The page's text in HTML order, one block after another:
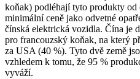
koňak) podléhají tyto produkty od
minimální ceně jako odvetné
čínská elektrická vozidla. Čína je
pro francouzský koňak, na který
za USA (40 %). Tyto dvě země
vzhledem k tomu, že 95 %
vyváží.